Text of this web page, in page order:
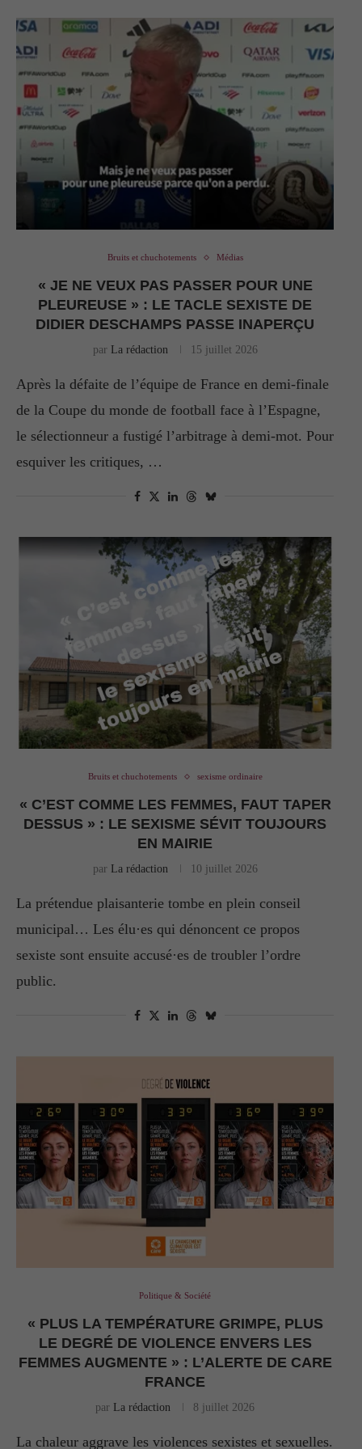
Bruits et chuchotements Médias
« JE NE VEUX PAS PASSER POUR UNE
PLEUREUSE » : LE TACLE SEXISTE DE
DIDIER DESCHAMPS PASSE INAPERÇU
par La rédaction 15 juillet 2026
Après la défaite de l’équipe de France en demi-finale
de la Coupe du monde de football face à l’Espagne,
le sélectionneur a fustigé l’arbitrage à demi-mot. Pour
esquiver les critiques, …
Bruits et chuchotements sexisme ordinaire
« C’EST COMME LES FEMMES, FAUT TAPER
DESSUS » : LE SEXISME SÉVIT TOUJOURS
EN MAIRIE
par La rédaction 10 juillet 2026
La prétendue plaisanterie tombe en plein conseil
municipal… Les élu·es qui dénoncent ce propos
sexiste sont ensuite accusé·es de troubler l’ordre
public.
Politique & Société
« PLUS LA TEMPÉRATURE GRIMPE, PLUS
LE DEGRÉ DE VIOLENCE ENVERS LES
FEMMES AUGMENTE » : L’ALERTE DE CARE
FRANCE
par La rédaction 8 juillet 2026
La chaleur aggrave les violences sexistes et sexuelles.